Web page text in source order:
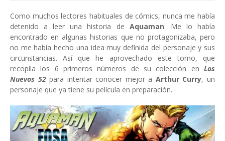
Como muchos lectores habituales de cómics, nunca me había
detenido a leer una historia de Aquaman. Me lo había
encontrado en algunas historias que no protagonizaba, pero
no me había hecho una idea muy definida del personaje y sus
circunstancias. Así que he aprovechado este tomo, que
recopila los 6 primeros números de su colección en Los
Nuevos 52para intentar conocer mejor a Arthur Curry, un
personaje que ya tiene su película en preparación.